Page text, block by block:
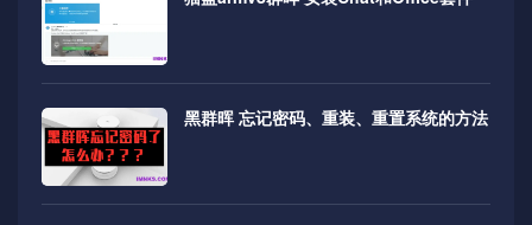
黑群晖 忘记密码、重装、重置系统的方法